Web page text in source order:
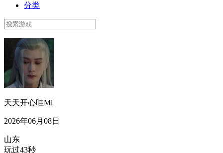
分类
天天开心哇Ml
2026年06月08日
山东
玩过43秒